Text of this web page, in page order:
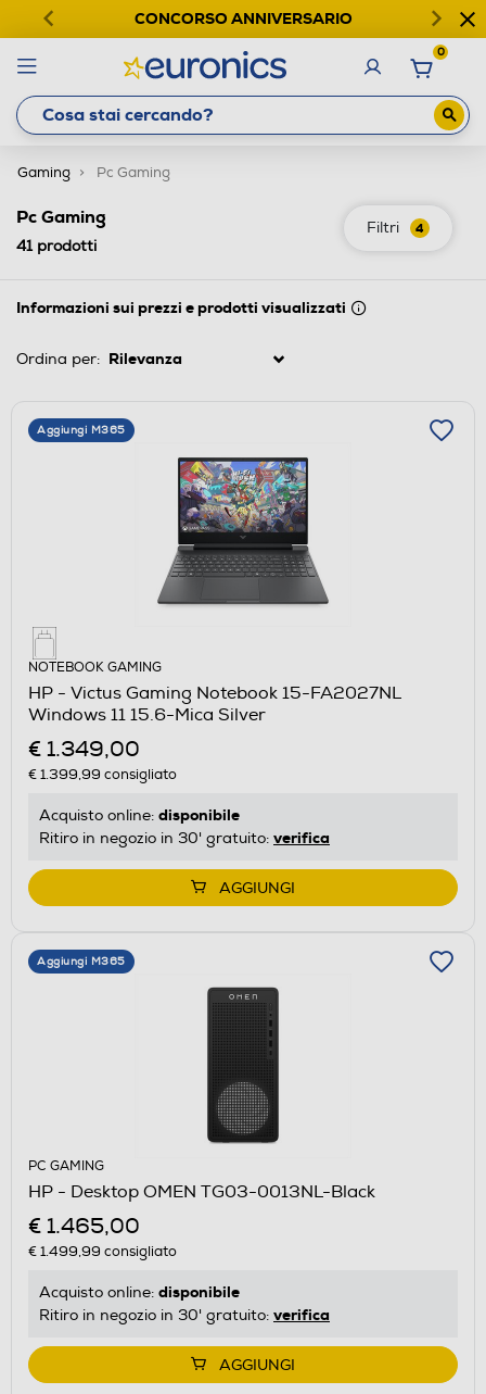
CONCORSO ANNIVERSARIO
0
Gaming Pc Gaming
Filtri 4
Pc Gaming
41prodotti
Informazioni sui prezzi e prodotti visualizzati
Ordina per:
Aggiungi M365
NOTEBOOK GAMING
HP - Victus Gaming Notebook 15-FA2027NL
Windows 11 15.6-Mica Silver
€ 1.349,00
€ 1.399,99 consigliato
Acquisto online: disponibile
Ritiro in negozio in 30' gratuito: verifica
AGGIUNGI
Aggiungi M365
PC GAMING
HP - Desktop OMEN TG03-0013NL-Black
€ 1.465,00
€ 1.499,99 consigliato
Acquisto online: disponibile
Ritiro in negozio in 30' gratuito: verifica
AGGIUNGI